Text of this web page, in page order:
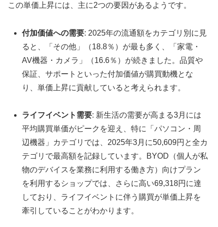
この単価上昇には、主に2つの要因があるようです。
付加価値への需要: 2025年の流通額をカテゴリ別に見
ると、「その他」（18.8％）が最も多く、「家電・
AV機器・カメラ」（16.6％）が続きました。品質や
保証、サポートといった付加価値が購買動機とな
り、単価上昇に貢献していると考えられます。
ライフイベント需要: 新生活の需要が高まる3月には
平均購買単価がピークを迎え、特に「パソコン・周
辺機器」カテゴリでは、2025年3月に50,609円と全カ
テゴリで最高額を記録しています。BYOD（個人が私
物のデバイスを業務に利用する働き方）向けプラン
を利用するショップでは、さらに高い69,318円に達
しており、ライフイベントに伴う購買が単価上昇を
牽引していることがわかります。